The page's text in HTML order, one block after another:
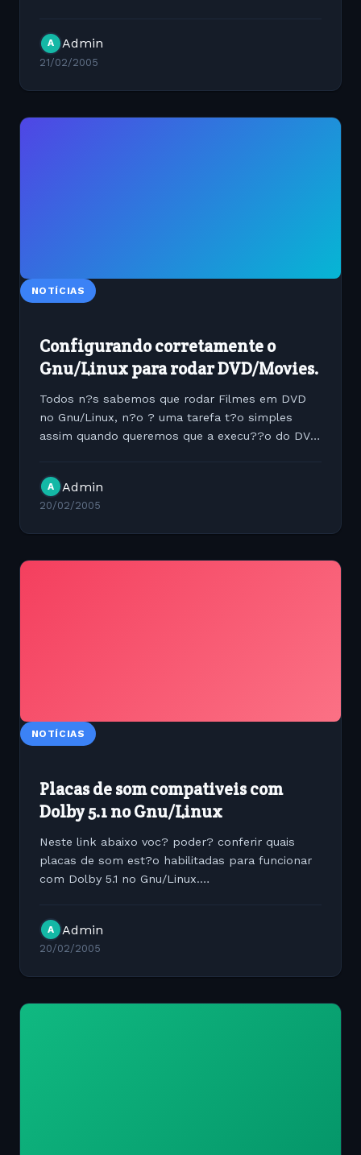
usando o samba como PDC...
A Admin
21/02/2005
NOTÍCIAS
Configurando corretamente o
Gnu/Linux para rodar DVD/Movies.
Todos n?s sabemos que rodar Filmes em DVD
no Gnu/Linux, n?o ? uma tarefa t?o simples
assim quando queremos que a execu??o do DVD
tirar 100% de aproveitamento na...
A Admin
20/02/2005
NOTÍCIAS
Placas de som compativeis com
Dolby 5.1 no Gnu/Linux
Neste link abaixo voc? poder? conferir quais
placas de som est?o habilitadas para funcionar
com Dolby 5.1 no Gnu/Linux.
A Admin
20/02/2005